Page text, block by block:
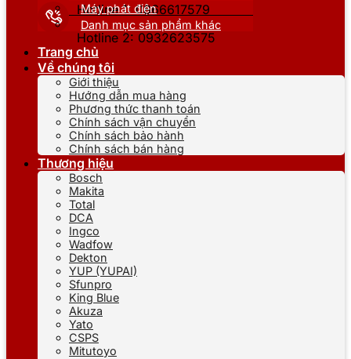
Hotline 1: 0866617579
Hotline 2: 0932623575
Máy phát điện
Danh mục sản phẩm khác
Trang chủ
Về chúng tôi
Giới thiệu
Hướng dẫn mua hàng
Phương thức thanh toán
Chính sách vận chuyển
Chính sách bảo hành
Chính sách bán hàng
Thương hiệu
Bosch
Makita
Total
DCA
Ingco
Wadfow
Dekton
YUP (YUPAI)
Sfunpro
King Blue
Akuza
Yato
CSPS
Mitutoyo